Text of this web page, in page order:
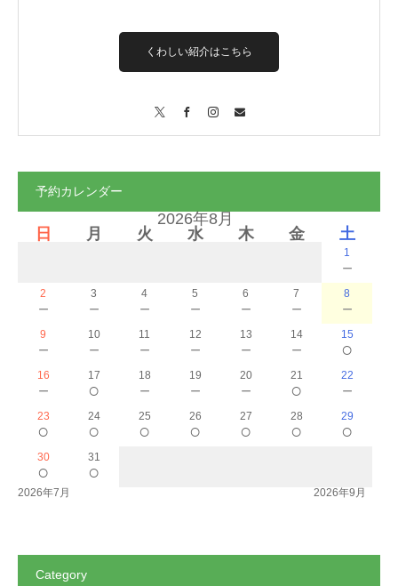
くわしい紹介はこちら
予約カレンダー
2026年8月
日
月 火 水 木 金 土
1
－
2
－
3
－
4
－
5
－
6
－
7
－
8
－
9
－
10
－
11
－
12
－
13
－
14
－
15
○
16
－
17
○
18
－
19
－
20
－
21
○
22
－
23
○
24
○
25
○
26
○
27
○
28
○
29
○
30
○
31
○
2026年7月 2026年9月
Category